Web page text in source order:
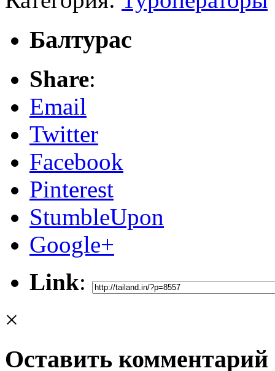
Балтурас
Share:
Email
Twitter
Facebook
Pinterest
StumbleUpon
Google+
Link:
×
Оставить комментарий